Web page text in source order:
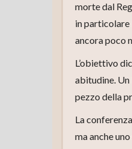
morte dal
in particolare
ancora poco
L’obiettivo
abitudine. Un
pezzo della
La
ma anche